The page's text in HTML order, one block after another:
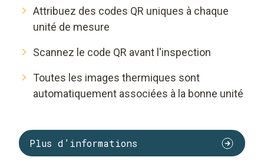
Attribuez des codes QR uniques à chaque
unité de mesure
Scannez le code QR avant l'inspection
Toutes les images thermiques sont
automatiquement associées à la bonne unité
Plus d’informations